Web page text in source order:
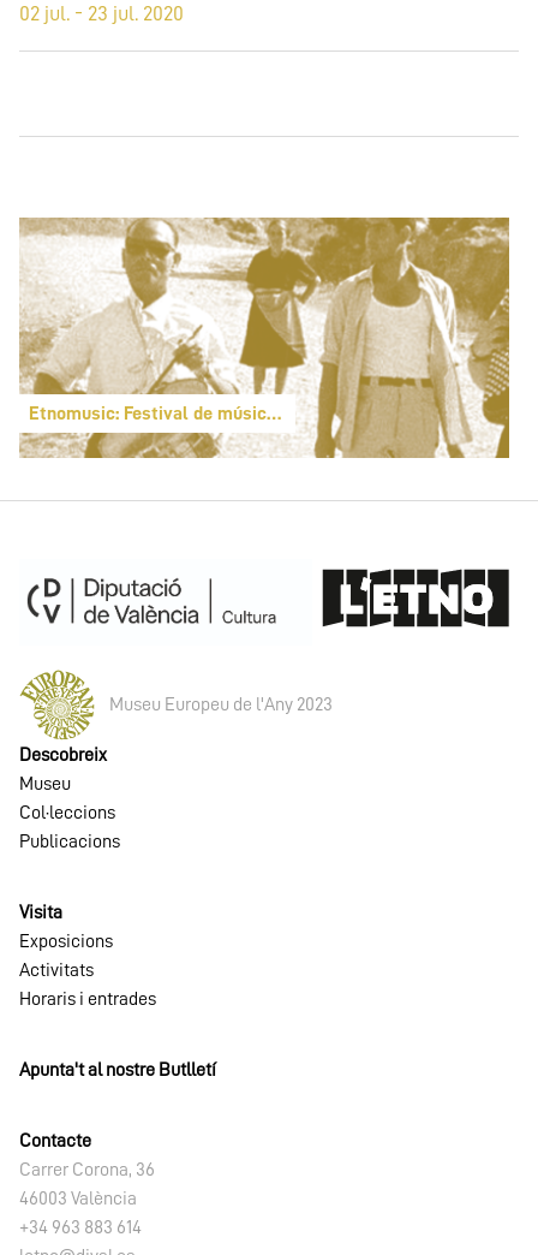
02 jul. - 23 jul. 2020
Etnomusic: Festival de música folk y del mundo
Museu Europeu de l'Any 2023
Descobreix
Museu
Col·leccions
Publicacions
Visita
Exposicions
Activitats
Horaris i entrades
Apunta't al nostre Butlletí
Contacte
Carrer Corona, 36
46003 València
+34 963 883 614